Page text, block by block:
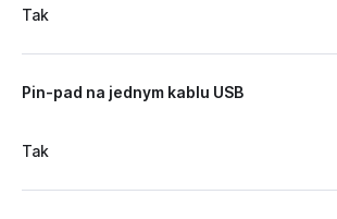
Tak
Pin-pad na jednym kablu USB
Tak